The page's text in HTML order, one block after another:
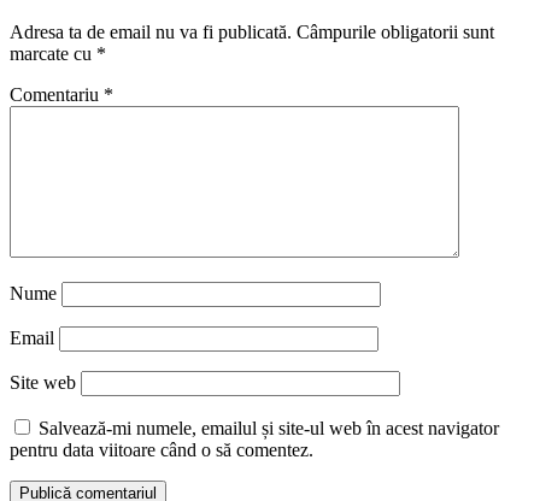
Adresa ta de email nu va fi publicată. Câmpurile obligatorii sunt
marcate cu *
Comentariu *
Nume
Email
Site web
Salvează-mi numele, emailul și site-ul web în acest navigator
pentru data viitoare când o să comentez.